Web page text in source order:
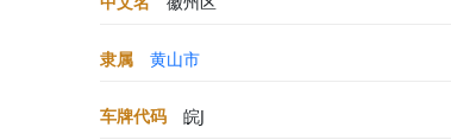
隶属 黄山市
车牌代码 皖J